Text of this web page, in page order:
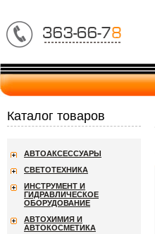
Каталог товаров
АВТОАКСЕССУАРЫ
СВЕТОТЕХНИКА
ИНСТРУМЕНТ И
ГИДРАВЛИЧЕСКОЕ
ОБОРУДОВАНИЕ
АВТОХИМИЯ И
АВТОКОСМЕТИКА